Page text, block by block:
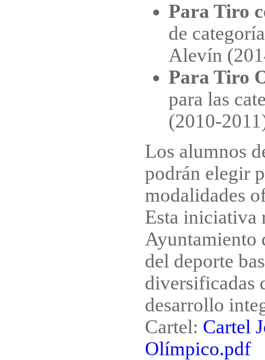
Para Tiro
de
Alevín
Para Tiro
para las
(2010-
Los alumnos
podrán elegir
modalidades
Esta iniciativa
Ayuntamiento
del deporte
diversificadas
desarrollo
Cartel: Cartel
Olímpico.pdf